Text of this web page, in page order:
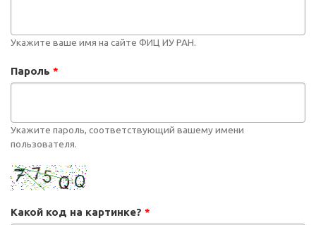
Укажите ваше имя на сайте ФИЦ ИУ РАН.
Пароль *
Укажите пароль, соответствующий вашему имени
пользователя.
Какой код на картинке? *